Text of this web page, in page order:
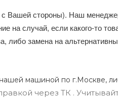
Вашей стороны). Наш
на случай, если какого-то
либо замена на
машиной по г.Москве,
через ТК .